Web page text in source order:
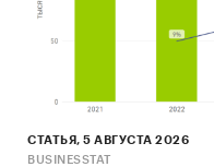
СТАТЬЯ, 5 АВГУСТА 2026
BUSINESSTAT